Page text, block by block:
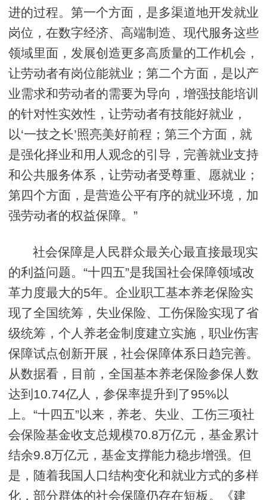
进的过程。第一个方面，是多渠道地开发就业
岗位，在数字经济、高端制造、现代服务这些
领域里面，发展创造更多高质量的工作机会，
让劳动者有岗位能就业；第二个方面，是以产
业需求和劳动者的需要为导向，增强技能培训
的针对性实效性，让劳动者有技能好就业，
以‘一技之长’照亮美好前程；第三个方面，就
是强化择业和用人观念的引导，完善就业支持
和公共服务体系，让劳动者受尊重、愿就业；
第四个方面，是营造公平有序的就业环境，加
强劳动者的权益保障。”
社会保障是人民群众最关心最直接最现实
的利益问题。“十四五”是我国社会保障领域改
革力度最大的5年。企业职工基本养老保险实
现了全国统筹，失业保险、工伤保险实现了省
级统筹，个人养老金制度建立实施，职业伤害
保障试点创新开展，社会保障体系日趋完善。
从数据看，目前，全国基本养老保险参保人数
达到10.74亿人，参保率提升到了95%以
上。“十四五”以来，养老、失业、工伤三项社
会保险基金收支总规模70.8万亿元，基金累计
结余9.8万亿元，基金支撑能力稳步增强。但
是，随着我国人口结构变化和就业方式的多样
化，部分群体的社会保障仍存在短板。《建